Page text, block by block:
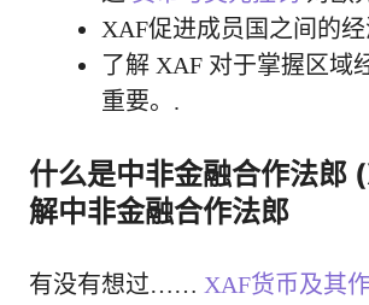
XAF促进成员国之间的
了解 XAF 对于掌握区域
重要。.
什么是中非金融合作法郎
解中非金融合作法郎
有没有想过…… XAF货币及其